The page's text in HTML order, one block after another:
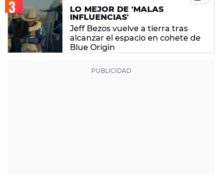
LO MEJOR DE 'MALAS
INFLUENCIAS'
Jeff Bezos vuelve a tierra tras
alcanzar el espacio en cohete de
Blue Origin